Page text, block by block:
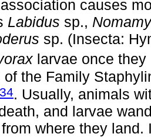
causes
Labidus sp.,
sp. (Insecta:
larvae once
of the Family
34. Usually, animals
and larvae
where they